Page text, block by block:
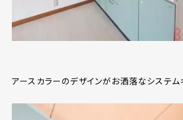
アースカラーのデザインがお洒落なシステム